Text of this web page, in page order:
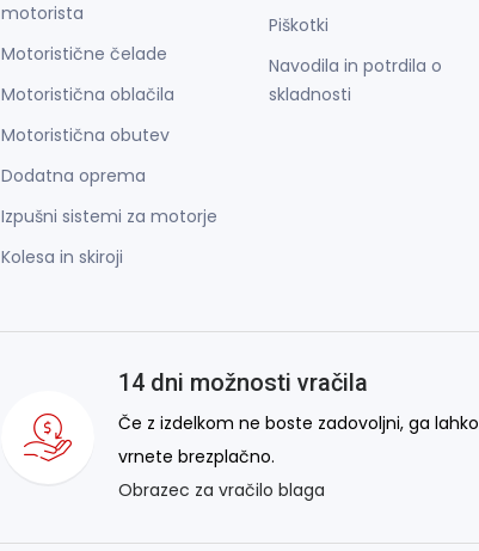
motorista
Motoristične čelade
Motoristična oblačila
Motoristična obutev
Dodatna oprema
Izpušni sistemi za motorje
Kolesa in skiroji
Piškotki
Navodila in potrdila o
skladnosti
14 dni možnosti vračila
Če z izdelkom ne boste zadovoljni, ga lahko
vrnete brezplačno.
Obrazec za vračilo blaga